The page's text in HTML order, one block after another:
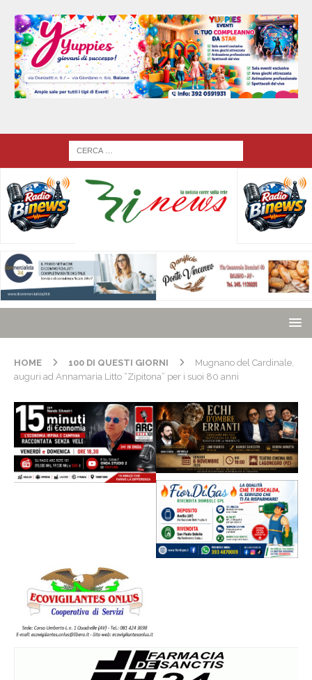
HOME 100 DI QUESTI GIORNI
Mugnano del Cardinale,
auguri ad Annamaria Litto “Zipitona” per i suoi 80 anni